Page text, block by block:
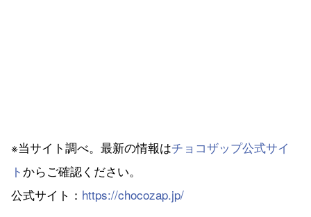
※当サイト調べ。最新の情報はチョコザップ公式サイ
ト からご確認ください。
公式サイト： https://chocozap.jp/